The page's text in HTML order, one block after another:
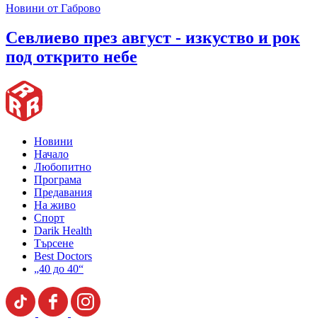
Новини от Габрово
Севлиево през август - изкуство и рок
под открито небе
Новини
Начало
Любопитно
Програма
Предавания
На живо
Спорт
Darik Health
Търсене
Best Doctors
„40 до 40“